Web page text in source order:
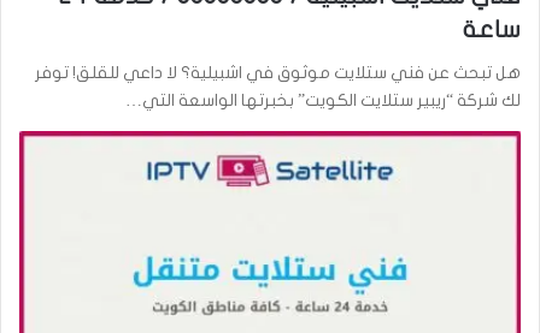
ساعة
هل تبحث عن فني ستلايت موثوق في اشبيلية؟ لا داعي للقلق! توفر
لك شركة “ريبير ستلايت الكويت” بخبرتها الواسعة التي…